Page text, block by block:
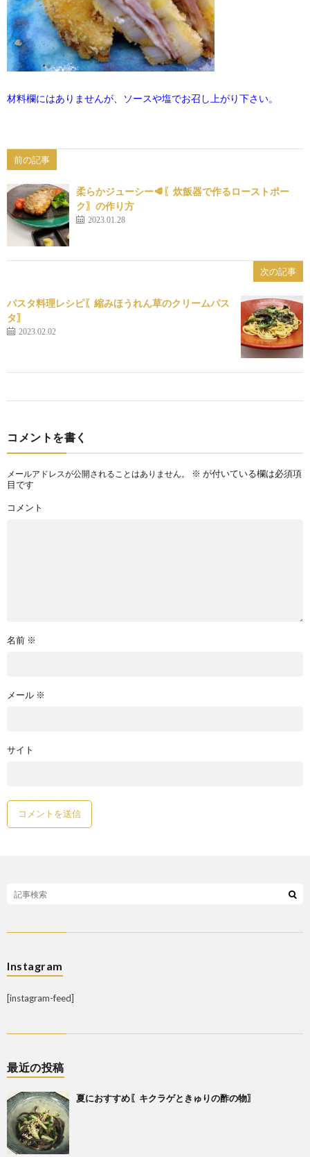
材料欄にはありませんが、ソースや塩でお召し上がり下さい。
前の記事
柔らかジューシー🥩〖炊飯器で作るローストポー
ク〗の作り方
2023.01.28
次の記事
パスタ料理レシピ〖縮みほうれん草のクリームパス
タ〗
2023.02.02
コメントを書く
メールアドレスが公開されることはありません。 ※ が付いている欄は必須項
目です
コメント
名前 ※
メール ※
サイト
Instagram
[instagram-feed]
最近の投稿
夏におすすめ〖キクラゲときゅりの酢の物〗